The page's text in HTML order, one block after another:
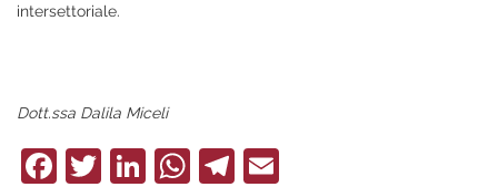
intersettoriale.
Dott.ssa Dalila Miceli
Facebook
Twitter
LinkedIn
WhatsApp
Telegram